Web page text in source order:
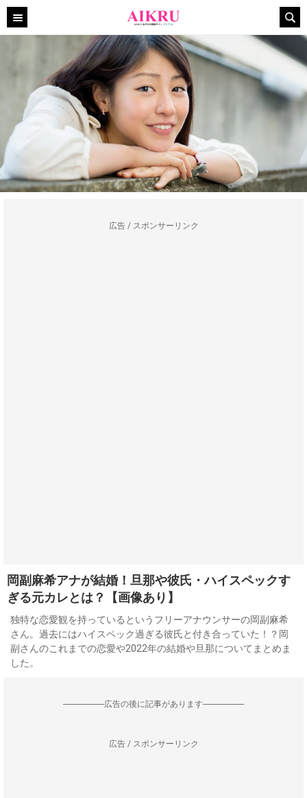
広告 / スポンサーリンク
岡副麻希アナが結婚！旦那や彼氏・ハイスペックす
ぎる元カレとは？【画像あり】
独特な恋愛観を持っているというフリーアナウンサーの岡副麻希
さん。過去にはハイスペック過ぎる彼氏と付き合っていた！？岡
副さんのこれまでの恋愛や2022年の結婚や旦那についてまとめま
した。
--------------------広告の後に記事があります--------------------
広告 / スポンサーリンク